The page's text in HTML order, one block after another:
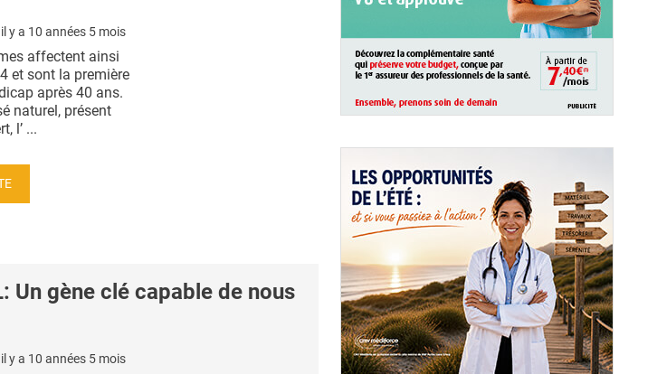
y a 10 années 5 mois
affectent ainsi
et sont la première
après 40 ans.
naturel, présent
l’ ...
Un gène clé capable de nous
y a 10 années 5 mois